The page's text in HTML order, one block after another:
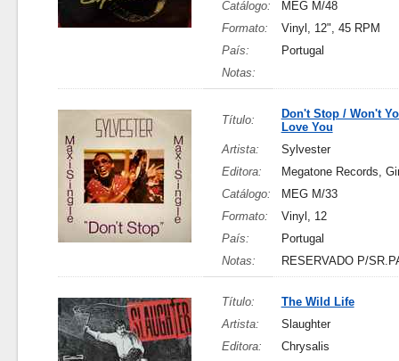
Catálogo:
MEG M/48
Formato:
Vinyl, 12", 45 RPM
País:
Portugal
Notas:
Título:
Don't Stop / Won't
Love You
Artista:
Sylvester
Editora:
Megatone Records,
Catálogo:
MEG M/33
Formato:
Vinyl, 12
País:
Portugal
Notas:
RESERVADO P/
Título:
The Wild Life
Artista:
Slaughter
Editora:
Chrysalis